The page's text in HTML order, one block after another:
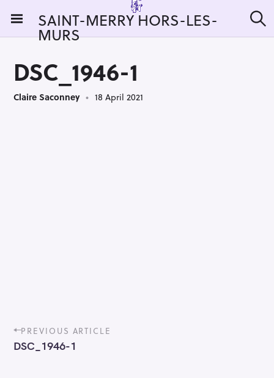
i
SAINT-MERRY HORS-LES-
MURS e
DSC_1946-1
Claire Saconney 18 April 2021
P
o
s
PREVIOUS ARTICLE
DSC_1946-1